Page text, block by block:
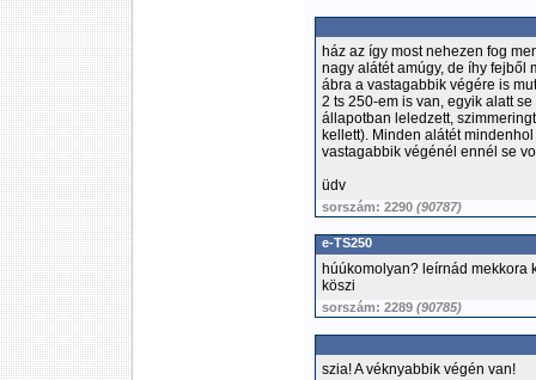
ház az így most nehezen fog
nagy alátét amúgy, de íhy fejből
ábra a vastagabbik végére is
2 ts 250-em is van, egyik alatt
állapotban leledzett,
kellett). Minden alátét
vastagabbik végénél ennél se
üdv
sorszám: 2290 (90787)
e-TS250
húúkomolyan? leírnád mekkora
köszi
sorszám: 2289 (90785)
szia! A véknyabbik végén van!